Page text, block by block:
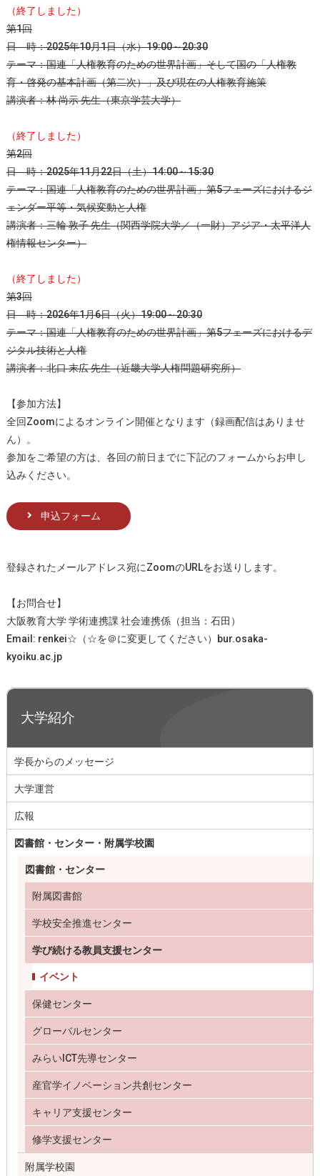
（終了しました）
第1回
日 時：2025年10月1日（水）19:00～20:30
テーマ：国連「人権教育のための世界計画」そして国の「人権教
育・啓発の基本計画（第二次）」及び現在の人権教育施策
講演者：林 尚示 先生（東京学芸大学）
（終了しました）
第2回
日 時：2025年11月22日（土）14:00～15:30
テーマ：国連「人権教育のための世界計画」第5フェーズにおけるジ
ェンダー平等・気候変動と人権
講演者：三輪 敦子 先生（関西学院大学／（一財）アジア・太平洋人
権情報センター）
（終了しました）
第3回
日 時：2026年1月6日（火）19:00～20:30
テーマ：国連「人権教育のための世界計画」第5フェーズにおけるデ
ジタル技術と人権
講演者：北口 末広 先生（近畿大学人権問題研究所）
【参加方法】
全回Zoomによるオンライン開催となります（録画配信はありませ
ん）。
参加をご希望の方は、各回の前日までに下記のフォームからお申し
込みください。
申込フォーム
登録されたメールアドレス宛にZoomのURLをお送りします。
【お問合せ】
大阪教育大学 学術連携課 社会連携係（担当：石田）
Email: renkei☆（☆を＠に変更してください）bur.osaka-
kyoiku.ac.jp
大学紹介
学長からのメッセージ
大学運営
広報
図書館・センター・附属学校園
図書館・センター
附属図書館
学校安全推進センター
学び続ける教員支援センター
イベント
保健センター
グローバルセンター
みらいICT先導センター
産官学イノベーション共創センター
キャリア支援センター
修学支援センター
附属学校園